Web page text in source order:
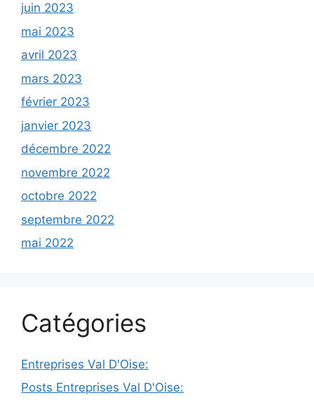
juin 2023
mai 2023
avril 2023
mars 2023
février 2023
janvier 2023
décembre 2022
novembre 2022
octobre 2022
septembre 2022
mai 2022
Catégories
Entreprises Val D'Oise:
Posts Entreprises Val D'Oise: